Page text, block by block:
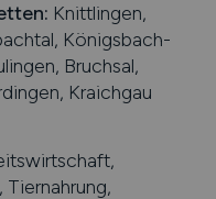
: Knittlingen,
Königsbach-
Bruchsal,
Kraichgau